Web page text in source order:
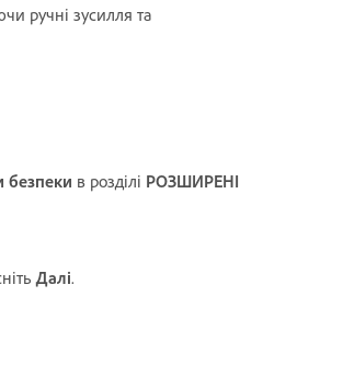
ручні зусилля та
безпеки в розділі РОЗШИРЕНІ
Далі.